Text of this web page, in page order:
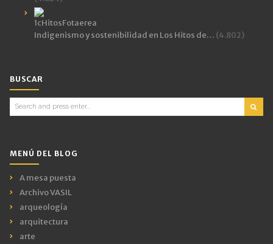
Indigenismo y sostenibilidad en Los Hitos de… (4.802)
BUSCAR
Search
for:
MENÚ DEL BLOG
A mesa puesta
Archivo VASIL
arqueología
arquitectura
arte